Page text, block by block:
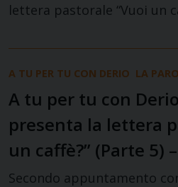
lettera pastorale “Vuoi un
A TU PER TU CON DERIO LA
A tu per tu con
presenta la lettera
un caffè?” (Parte 5)
Secondo appuntamento